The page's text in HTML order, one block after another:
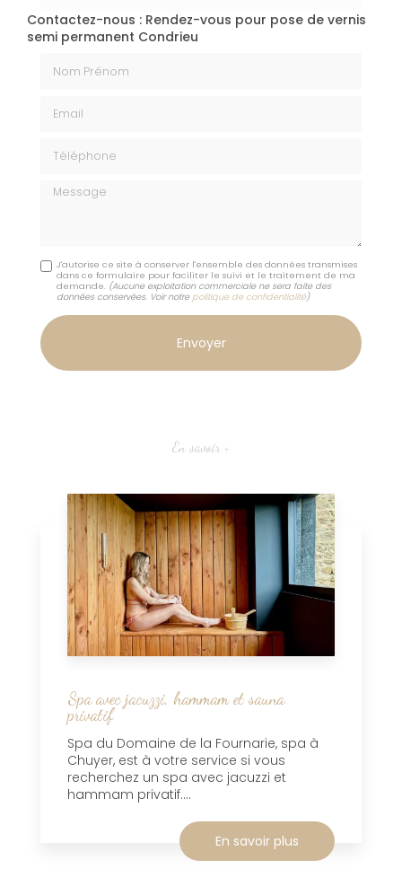
Contactez-nous : Rendez-vous pour pose de vernis
semi permanent Condrieu
Message
J'autorise ce site à conserver l'ensemble des données transmises
dans ce formulaire pour faciliter le suivi et le traitement de ma
demande. (Aucune exploitation commerciale ne sera faite des
données conservées. Voir notre politique de confidentialité)
En savoir +
Spa avec jacuzzi, hammam et sauna
privatif
Spa du Domaine de la Fournarie, spa à
Chuyer, est à votre service si vous
recherchez un spa avec jacuzzi et
hammam privatif....
En savoir plus